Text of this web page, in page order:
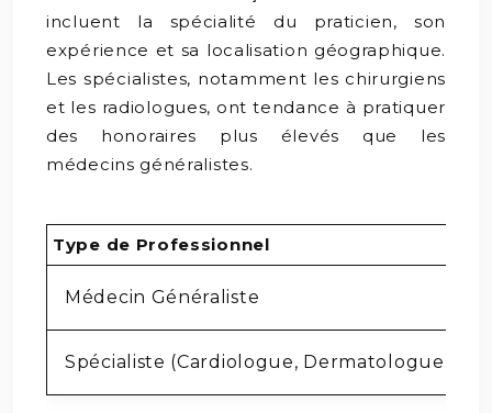
incluent la spécialité du praticien, son
expérience et sa localisation géographique.
Les spécialistes, notamment les chirurgiens
et les radiologues, ont tendance à pratiquer
des honoraires plus élevés que les
médecins généralistes.
Type de Professionnel
Médecin Généraliste
Spécialiste (Cardiologue, Dermatologue)